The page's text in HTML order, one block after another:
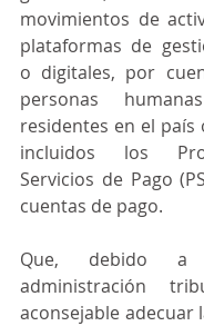
movimientos de
plataformas de
o digitales, por
personas
residentes en el país
incluidos los
Servicios de Pago
cuentas de pago.
Que, debido a
administración
aconsejable adecuar